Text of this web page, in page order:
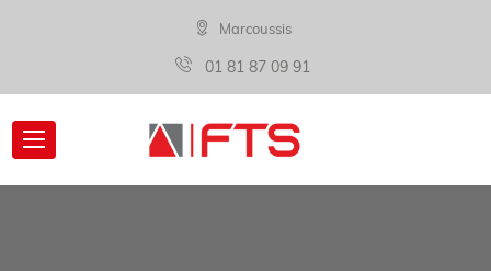
Marcoussis
01 81 87 09 91